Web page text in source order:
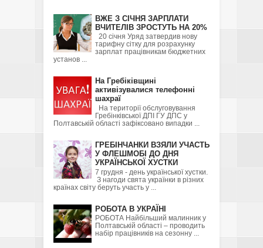
ВЖЕ З СІЧНЯ ЗАРПЛАТИ
ВЧИТЕЛІВ ЗРОСТУТЬ НА 20%
20 січня Уряд затвердив нову
тарифну сітку для розрахунку
зарплат працівникам бюджетних
установ ...
На Гребіківщині
активізувалися телефонні
шахраї
На території обслуговування
Гребінківської ДПІ ГУ ДПС у
Полтавській області зафіксовано випадки ...
ГРЕБІНЧАНКИ ВЗЯЛИ УЧАСТЬ
У ФЛЕШМОБІ ДО ДНЯ
УКРАЇНСЬКОЇ ХУСТКИ
7 грудня - день української хустки.
З нагоди свята українки в різних
країнах світу беруть участь у ...
РОБОТА В УКРАЇНІ
РОБОТА Найбільший малинник у
Полтавській області – проводить
набір працівників на сезонну ...